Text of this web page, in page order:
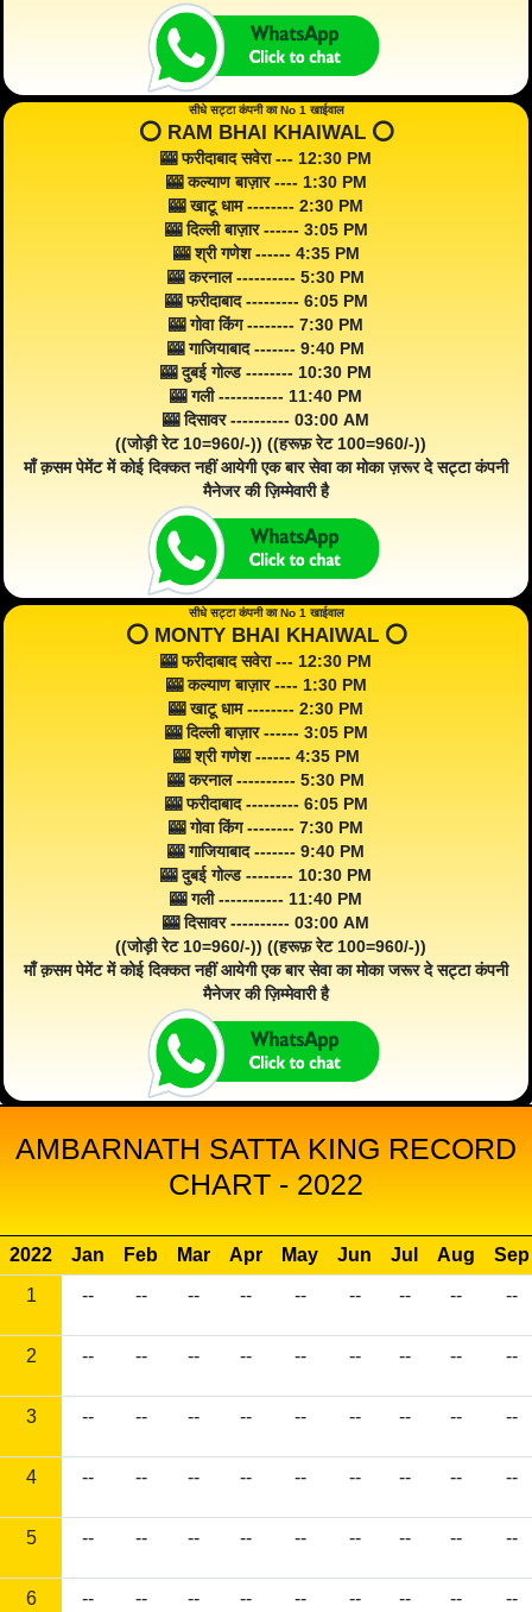
सीधे सट्टा कंपनी का No 1 खाईवाल
⭕️ RAM BHAI KHAIWAL ⭕️
🎰 फरीदाबाद सवेरा --- 12:30 PM
🎰 कल्याण बाज़ार ---- 1:30 PM
🎰 खाटू धाम -------- 2:30 PM
🎰 दिल्ली बाज़ार ------ 3:05 PM
🎰 श्री गणेश ------ 4:35 PM
🎰 करनाल ---------- 5:30 PM
🎰 फरीदाबाद --------- 6:05 PM
🎰 गोवा किंग -------- 7:30 PM
🎰 गाजियाबाद ------- 9:40 PM
🎰 दुबई गोल्ड -------- 10:30 PM
🎰 गली ----------- 11:40 PM
🎰 दिसावर ---------- 03:00 AM
((जोड़ी रेट 10=960/-)) ((हरूफ़ रेट 100=960/-))
माँ क़सम पेमेंट में कोई दिक्कत नहीं आयेगी एक बार सेवा का मोका ज़रूर दे सट्टा कंपनी
मैनेजर की ज़िम्मेवारी है
सीधे सट्टा कंपनी का No 1 खाईवाल
⭕️ MONTY BHAI KHAIWAL ⭕️
🎰 फरीदाबाद सवेरा --- 12:30 PM
🎰 कल्याण बाज़ार ---- 1:30 PM
🎰 खाटू धाम -------- 2:30 PM
🎰 दिल्ली बाज़ार ------ 3:05 PM
🎰 श्री गणेश ------ 4:35 PM
🎰 करनाल ---------- 5:30 PM
🎰 फरीदाबाद --------- 6:05 PM
🎰 गोवा किंग -------- 7:30 PM
🎰 गाजियाबाद ------- 9:40 PM
🎰 दुबई गोल्ड -------- 10:30 PM
🎰 गली ----------- 11:40 PM
🎰 दिसावर ---------- 03:00 AM
((जोड़ी रेट 10=960/-)) ((हरूफ़ रेट 100=960/-))
माँ क़सम पेमेंट में कोई दिक्कत नहीं आयेगी एक बार सेवा का मोका जरूर दे सट्टा कंपनी
मैनेजर की ज़िम्मेवारी है
AMBARNATH SATTA KING RECORD
CHART - 2022
2022 Jan Feb Mar Apr May Jun Jul Aug
Sep
1
-- -- -- -- -- -- -- -- --
2 -- -- -- -- -- -- -- -- --
3 -- -- -- -- -- -- -- -- --
4 -- -- -- -- -- -- -- -- --
5 -- -- -- -- -- -- -- -- --
6 -- -- -- -- -- -- -- -- --